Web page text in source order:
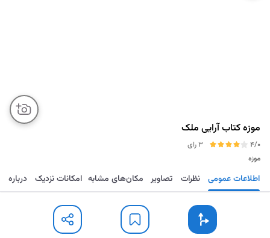
موزه کتاب آرایی ملک
4/0
3 رای
موزه
مسیریابی ذخیره ارسال اطلاعات عمومی نظرات تصاویر مکان‌های مشابه امکانات نزدیک درباره